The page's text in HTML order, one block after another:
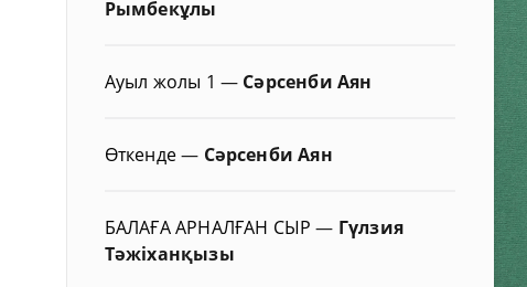
Рымбекұлы
Ауыл жолы 1 — Сәрсенби Аян
Өткенде— Сәрсенби Аян
БАЛАҒА АРНАЛҒАН СЫР— Гүлзия
Тәжіханқызы